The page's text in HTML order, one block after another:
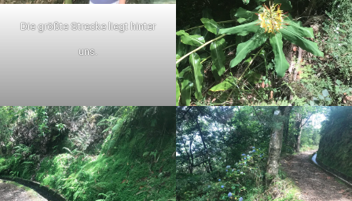
Die größte Strecke liegt hinter
uns.